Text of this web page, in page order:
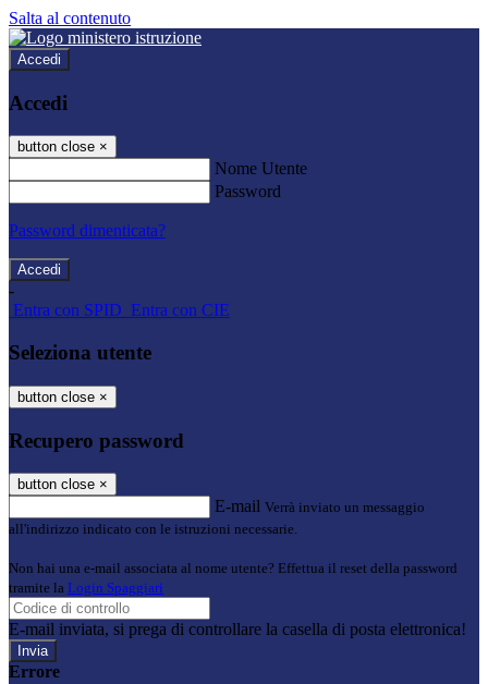
Salta al contenuto
Accedi
Accedi
button close ×
Nome Utente
Password
Password dimenticata?
-
Entra con SPID Entra con CIE
Seleziona utente
button close ×
Recupero password
button close ×
E-mail Verrà inviato un messaggio
all'indirizzo indicato con le istruzioni necessarie.
Non hai una e-mail associata al nome utente? Effettua il reset della password
tramite la Login Spaggiari
E-mail inviata, si prega di controllare la casella di posta elettronica!
Errore